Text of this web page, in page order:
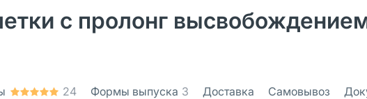
с пролонг
24 Формы выпуска 3 Доставка Самовывоз